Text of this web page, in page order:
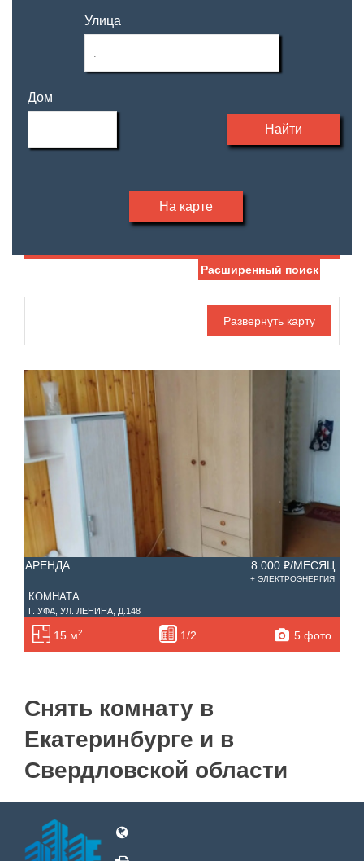
Улица
Дом
Найти
На карте
Санузел
Балконов
Лоджий
Не первый
Мебель
Стиральная машина
Расширенный поиск
АРЕНДА 8 000 ₽/МЕСЯЦ
+ ЭЛЕКТРОЭНЕРГИЯ
КОМНАТА
Г. УФА, УЛ. ЛЕНИНА, Д.148
15 м2 1/2 5 фото
Снять комнату в
Екатеринбурге и в
Свердловской области